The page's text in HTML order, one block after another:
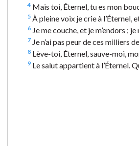
4 Mais toi, Éternel, tu es mon
5 À pleine voix je crie à l’Éternel,
6 Je me couche, et je m’endors ;
7 Je n’ai pas peur de ces milliers
8 Lève-toi, Éternel, sauve-moi,
9 Le salut appartient à l’Éternel.